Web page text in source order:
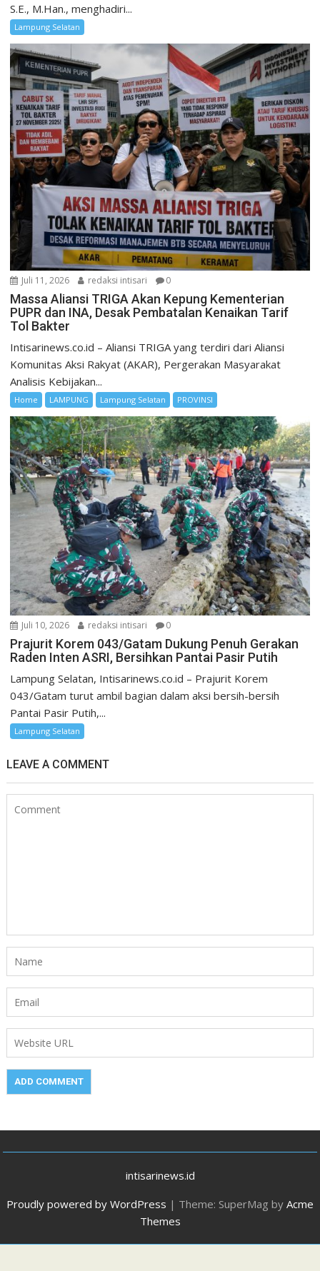
S.E., M.Han., menghadiri...
Lampung Selatan
Juli 11, 2026 redaksi intisari 0
Massa Aliansi TRIGA Akan Kepung Kementerian
PUPR dan INA, Desak Pembatalan Kenaikan Tarif
Tol Bakter
Intisarinews.co.id – Aliansi TRIGA yang terdiri dari Aliansi
Komunitas Aksi Rakyat (AKAR), Pergerakan Masyarakat
Analisis Kebijakan...
Home LAMPUNG Lampung Selatan PROVINSI
Juli 10, 2026 redaksi intisari 0
Prajurit Korem 043/Gatam Dukung Penuh Gerakan
Raden Inten ASRI, Bersihkan Pantai Pasir Putih
Lampung Selatan, Intisarinews.co.id – Prajurit Korem
043/Gatam turut ambil bagian dalam aksi bersih-bersih
Pantai Pasir Putih,...
Lampung Selatan
LEAVE A COMMENT
intisarinews.id
Proudly powered by WordPress | Theme: SuperMag by Acme
Themes